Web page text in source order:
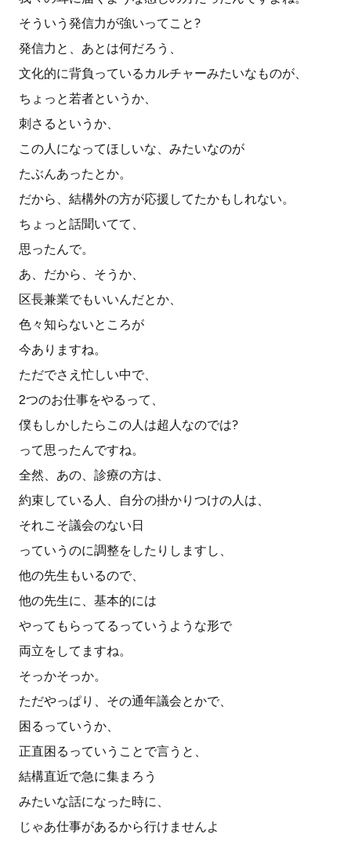
そういう発信力が強いってこと?
発信力と、あとは何だろう、
文化的に背負っているカルチャーみたいなものが、
ちょっと若者というか、
刺さるというか、
この人になってほしいな、みたいなのが
たぶんあったとか。
だから、結構外の方が応援してたかもしれない。
ちょっと話聞いてて、
思ったんで。
あ、だから、そうか、
区長兼業でもいいんだとか、
色々知らないところが
今ありますね。
ただでさえ忙しい中で、
2つのお仕事をやるって、
僕もしかしたらこの人は超人なのでは?
って思ったんですね。
全然、あの、診療の方は、
約束している人、自分の掛かりつけの人は、
それこそ議会のない日
っていうのに調整をしたりしますし、
他の先生もいるので、
他の先生に、基本的には
やってもらってるっていうような形で
両立をしてますね。
そっかそっか。
ただやっぱり、その通年議会とかで、
困るっていうか、
正直困るっていうことで言うと、
結構直近で急に集まろう
みたいな話になった時に、
じゃあ仕事があるから行けませんよ